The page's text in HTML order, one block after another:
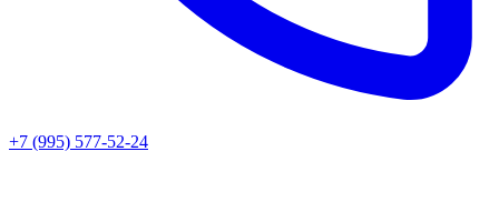
+7 (995) 577-52-24